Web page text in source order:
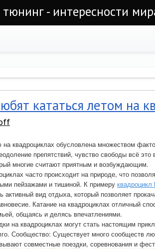
- интересности
кататься летом на
квадроциклах обусловлена множеством
препятствий, чувство свободы всё это
многие считают приятным и возбуждающим.
часто происходит на природе, что
пейзажами и тишиной. К примеру
активный вид отдыха, который позволяет
Катание на квадроциклах отличный
общаясь и делясь впечатлениями.
на квадроциклах могут стать настоящим
Сообщество: Существует много сообществ
совместные поездки, соревнования и